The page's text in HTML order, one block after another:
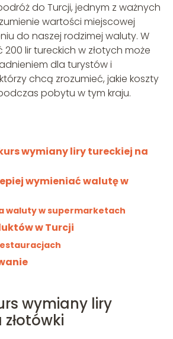
do Turcji, jednym z ważnych
wartości miejscowej
do naszej rodzimej waluty. W
lir tureckich w złotych może
dla turystów i
chcą zrozumieć, jakie koszty
pobytu w tym kraju.
wymiany liry tureckiej na
wymieniać walutę w
waluty w supermarketach
w Turcji
wymiany liry